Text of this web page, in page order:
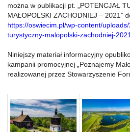
można w publikacji pt. „POTENCJAŁ
MAŁOPOLSKI ZACHODNIEJ – 2021”
https://oswiecim.pl/wp-content/
turystyczny-malopolski-zachodniej-
Niniejszy materiał informacyjny
kampanii promocyjnej „Poznajemy
realizowanej przez Stowarzyszenie